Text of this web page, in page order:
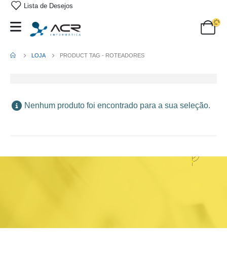
Lista de Desejos
LOJA PRODUCT TAG - ROTEADORES
Nenhum produto foi encontrado para a sua seleção.